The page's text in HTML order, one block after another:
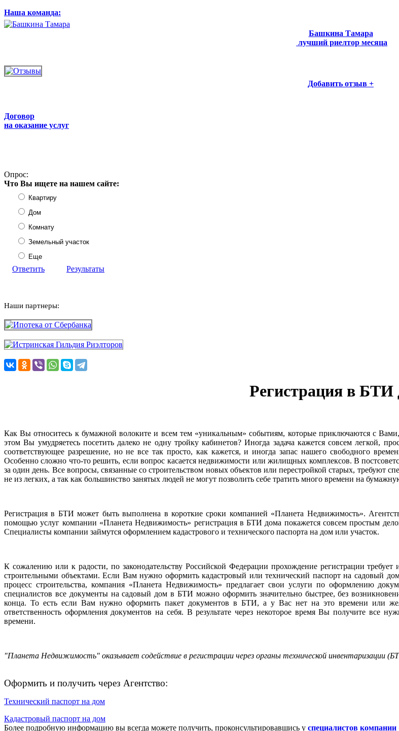
Наша команда:
Башкина Тамара
лучший риелтор месяца
Добавить отзыв +
Договор
на оказание услуг
Опрос:
Что Вы ищете на нашем сайте:
Квартиру
Дом
Комнату
Земельный участок
Еще
Ответить Результаты
Наши партнеры:
Регистрация в БТИ
Как Вы относитесь к бумажной волоките и всем тем «уникальным» событиям, которые приключаются с
этом Вы умудряетесь посетить далеко не одну тройку кабинетов? Иногда задача кажется совсем легкой,
соответствующее разрешение, но не все так просто, как кажется, и иногда запас нашего свободного
Особенно сложно что-то решить, если вопрос касается недвижимости или жилищных комплексов. В
за один день. Все вопросы, связанные со строительством новых объектов или перестройкой старых, требуют
не из легких, а так как большинство занятых людей не могут позволить себе тратить много времени на
Регистрация в БТИ может быть выполнена в короткие сроки компанией «Планета Недвижимость».
помощью услуг компании «Планета Недвижимость» регистрация в БТИ дома покажется совсем простым
Специалисты компании займутся оформлением кадастрового и технического паспорта на дом или участок.
К сожалению или к радости, по законодательству Российской Федерации прохождение регистрации
строительными объектами. Если Вам нужно оформить кадастровый или технический паспорт на садовый
процесс строительства, компания «Планета Недвижимость» предлагает свои услуги по оформлению
специалистов все документы на садовый дом в БТИ можно оформить значительно быстрее, без
конца. То есть если Вам нужно оформить пакет документов в БТИ, а у Вас нет на это времени или
ответственность оформления документов на себя. В результате через некоторое время Вы получите
времени.
"Планета Недвижимость" оказывает содействие в регистрации через органы технической инвентаризации
Оформить и получить через Агентство:
Технический паспорт на дом
Кадастровый паспорт на дом
Более подробную информацию вы всегда можете получить, проконсультировавшись у специалистов компании